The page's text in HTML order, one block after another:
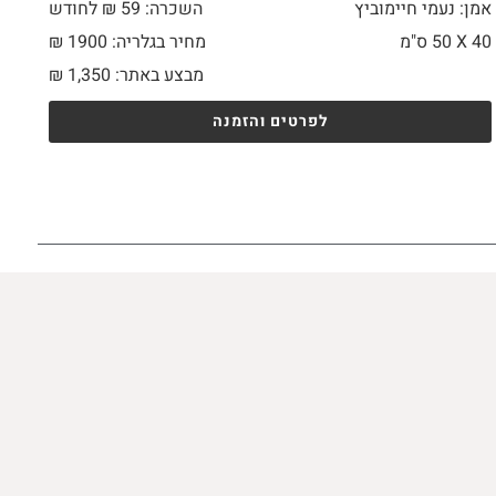
אמן: נעמי חיימוביץ
השכרה: 59 ₪ לחודש
40 X
מחיר בגלריה: 1900 ₪
מבצע באתר:
₪ 1,350
לפרטים והזמנה